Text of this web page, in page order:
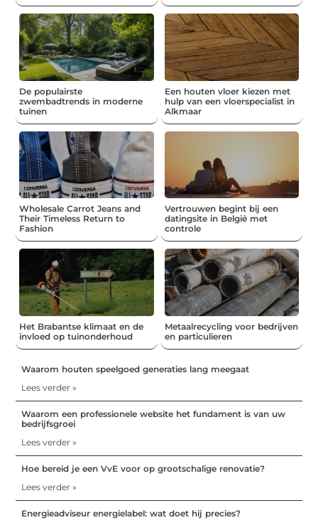
De populairste
zwembadtrends in moderne
tuinen
Een houten vloer kiezen met
hulp van een vloerspecialist in
Alkmaar
Wholesale Carrot Jeans and
Their Timeless Return to
Fashion
Vertrouwen begint bij een
datingsite in België met
controle
Het Brabantse klimaat en de
invloed op tuinonderhoud
Metaalrecycling voor bedrijven
en particulieren
Waarom houten speelgoed generaties lang meegaat
Lees verder »
Waarom een professionele website het fundament is van uw
bedrijfsgroei
Lees verder »
Hoe bereid je een VvE voor op grootschalige renovatie?
Lees verder »
Energieadviseur energielabel: wat doet hij precies?